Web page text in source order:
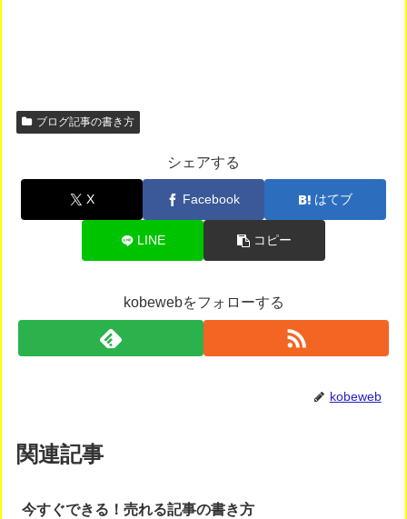
ブログ記事の書き方
シェアする
X Facebook はてブ
LINE コピー
kobewebをフォローする
kobeweb
関連記事
今すぐできる！売れる記事の書き方